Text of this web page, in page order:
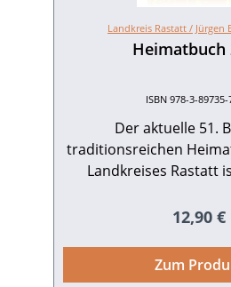
Landkreis Rastatt / Jürgen
Heimatbuch
ISBN 978-3-89735-
Der aktuelle 51.
traditionsreichen
Landkreises Rastatt
Das Heimatbuch
modernisierter Form
12,90 €
Zum